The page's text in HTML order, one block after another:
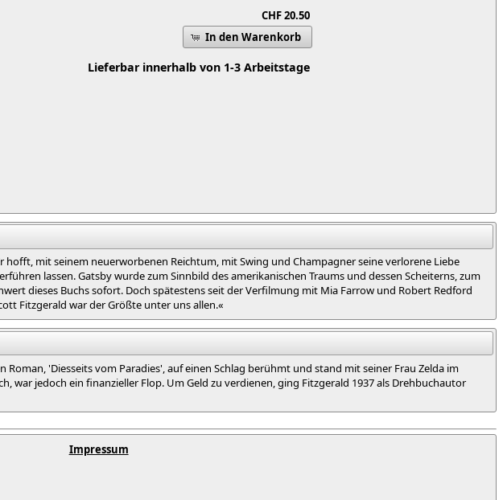
CHF 20.50
In den Warenkorb
Lieferbar innerhalb von 1-3 Arbeitstage
hofft, mit seinem neuerworbenen Reichtum, mit Swing und Champagner seine verlorene Liebe
lassen. Gatsby wurde zum Sinnbild des amerikanischen Traums und dessen Scheiterns, zum
dieses Buchs sofort. Doch spätestens seit der Verfilmung mit Mia Farrow und Robert Redford
Fitzgerald war der Größte unter uns allen.«
'Diesseits vom Paradies', auf einen Schlag berühmt und stand mit seiner Frau Zelda im
war jedoch ein finanzieller Flop. Um Geld zu verdienen, ging Fitzgerald 1937 als Drehbuchautor
Impressum